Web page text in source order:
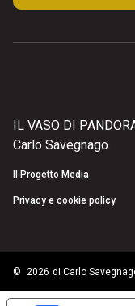
IL VASO DI
Carlo Savegnago.
Il Progetto Media
Privacy e cookie policy
© 2026 di Carlo